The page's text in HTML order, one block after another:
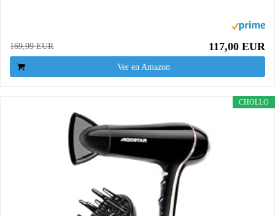
169,99 EUR 117,00 EUR
Ver en Amazon
CHOLLO